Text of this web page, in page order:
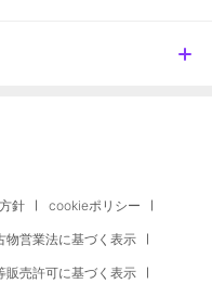
針 cookieポリシー
物営業法に基づく表示
販売許可に基づく表示